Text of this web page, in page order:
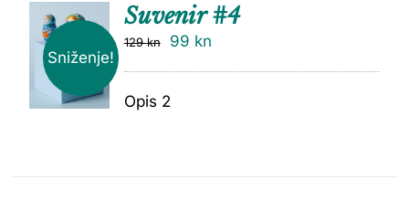
Sniženje!
DODAJ
Suvenir #4
129kn 99 kn
Opis 2